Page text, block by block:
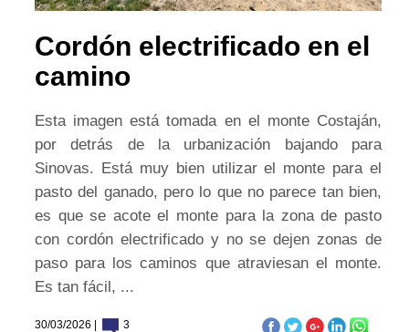
Cordón electrificado en el
camino
Esta imagen está tomada en el monte Costaján,
por detrás de la urbanización bajando para
Sinovas. Está muy bien utilizar el monte para el
pasto del ganado, pero lo que no parece tan bien,
es que se acote el monte para la zona de pasto
con cordón electrificado y no se dejen zonas de
paso para los caminos que atraviesan el monte.
Es tan fácil, ...
30/03/2026 | 3